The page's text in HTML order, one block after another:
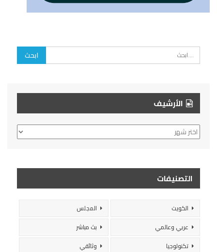
الأرشيف
الأرشيف
التصنيفات
الكويت
المجلس
عربي وعالمي
بث مباشر
تكنولوجيا
وثائقي